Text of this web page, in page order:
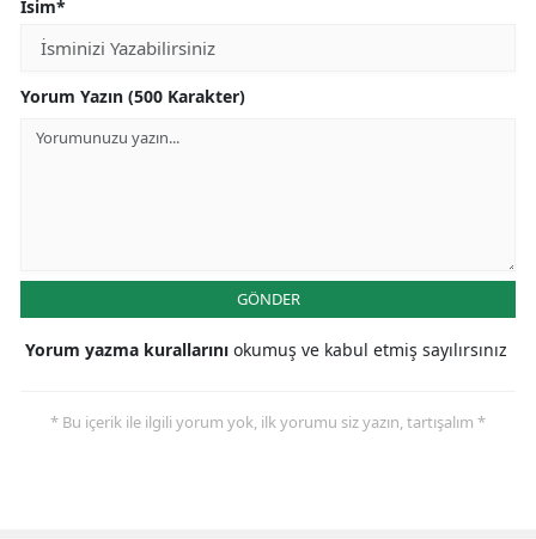
İsim*
Yorum Yazın (500 Karakter)
GÖNDER
Yorum yazma kurallarını okumuş ve kabul etmiş sayılırsınız
* Bu içerik ile ilgili yorum yok, ilk yorumu siz yazın, tartışalım *